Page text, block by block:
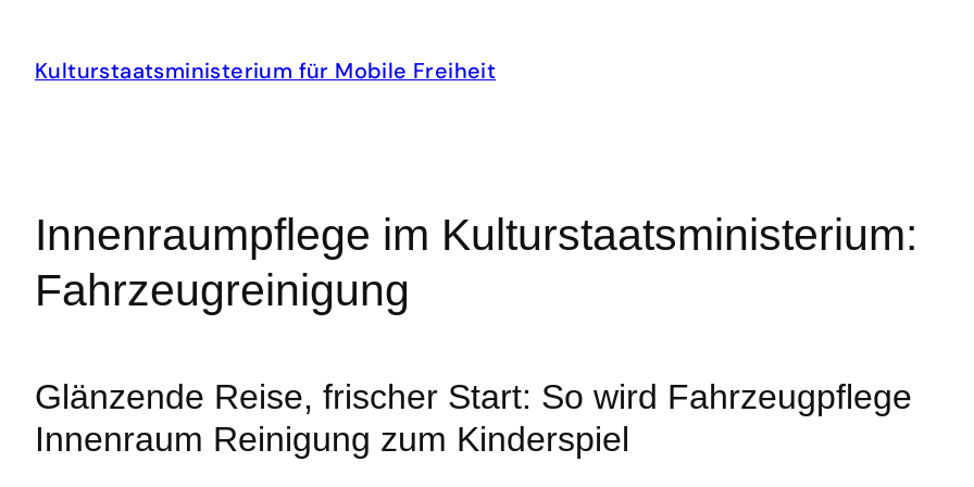
springen
Kulturstaatsministerium für Mobile Freiheit
Innenraumpflege im Kulturstaatsministerium:
Fahrzeugreinigung
Glänzende Reise, frischer Start: So wird Fahrzeugpflege
Innenraum Reinigung zum Kinderspiel